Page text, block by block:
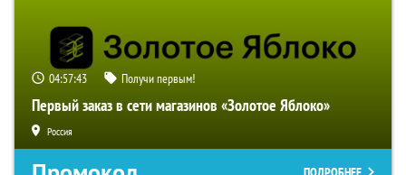
04:57:42 Получи первым!
Первый заказ в сети магазинов «Золотое Яблоко»
Россия